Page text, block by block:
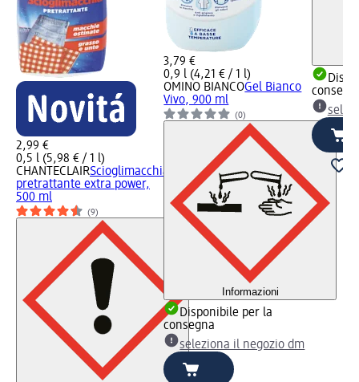
2,99 €
0,5 l (5,98 € / 1 l)
CHANTECLAIRScioglimacchia
pretrattante extra power,
500 ml
(9)
3,79 €
0,9 l (4,21 € / 1 l)
OMINO BIANCOGel Bianco
Vivo, 900 ml
(0)
Informazioni
Disponibile per la
consegna
seleziona il negozio dm